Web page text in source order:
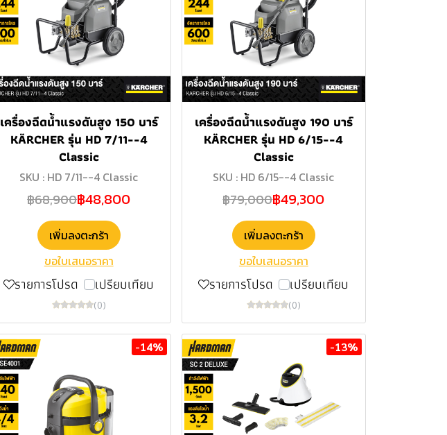
เครื่องฉีดน้ำแรงดันสูง 150 บาร์
KÄRCHER รุ่น HD 7/11--4
Classic
SKU : HD 7/11--4 Classic
฿68,900฿48,800
เพิ่มลงตะกร้า
ขอใบเสนอราคา
รายการโปรด เปรียบเทียบ
(0)
เครื่องฉีดน้ำแรงดันสูง 190 บาร์
KÄRCHER รุ่น HD 6/15--4
Classic
SKU : HD 6/15--4 Classic
฿79,000฿49,300
เพิ่มลงตะกร้า
ขอใบเสนอราคา
รายการโปรด เปรียบเทียบ
(0)
-14% -13%